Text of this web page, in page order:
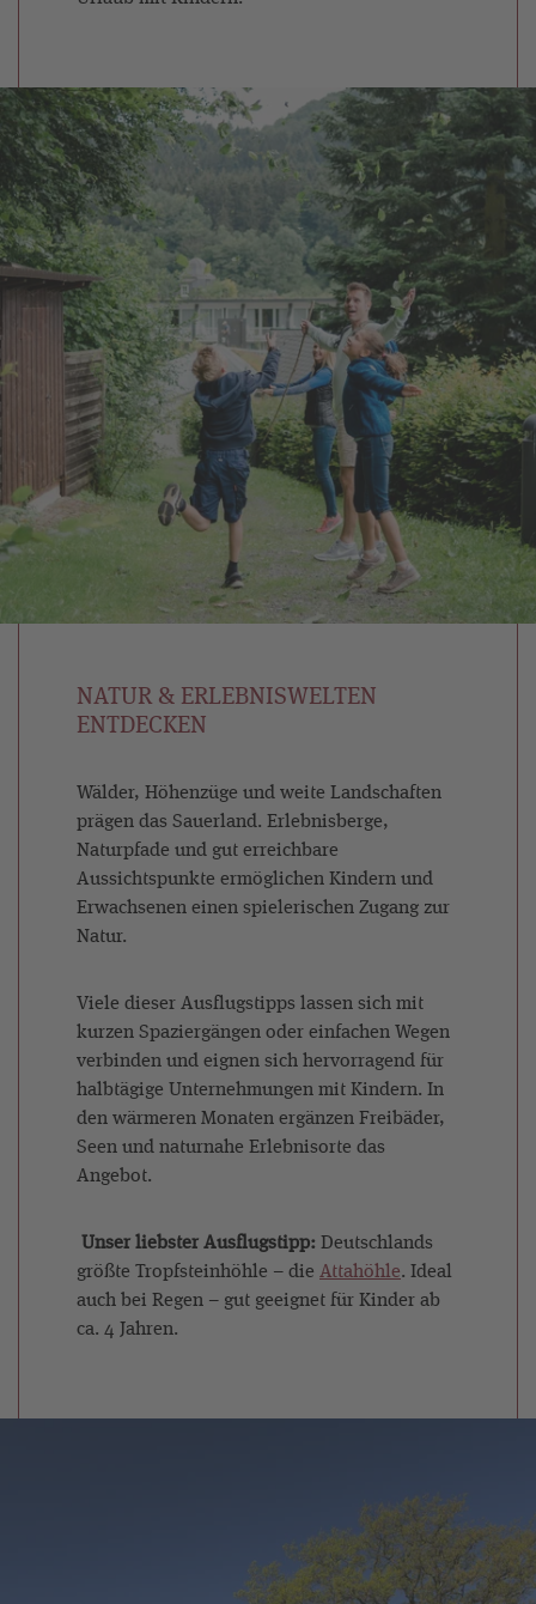
NATUR & ERLEBNISWELTEN
ENTDECKEN
Wälder, Höhenzüge und weite Landschaften
prägen das Sauerland. Erlebnisberge,
Naturpfade und gut erreichbare
Aussichtspunkte ermöglichen Kindern und
Erwachsenen einen spielerischen Zugang zur
Natur.
Viele dieser Ausflugstipps lassen sich mit
kurzen Spaziergängen oder einfachen Wegen
verbinden und eignen sich hervorragend für
halbtägige Unternehmungen mit Kindern. In
den wärmeren Monaten ergänzen Freibäder,
Seen und naturnahe Erlebnisorte das
Angebot.
Unser liebster Ausflugstipp: Deutschlands
größte Tropfsteinhöhle – die Attahöhle. Ideal
auch bei Regen – gut geeignet für Kinder ab
ca. 4 Jahren.